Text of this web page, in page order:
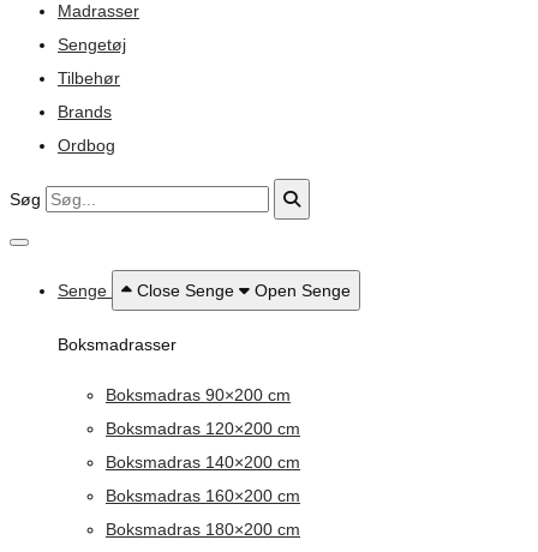
Madrasser
Sengetøj
Tilbehør
Brands
Ordbog
Søg
Senge Close Senge Open Senge
Boksmadrasser
Boksmadras 90×200 cm
Boksmadras 120×200 cm
Boksmadras 140×200 cm
Boksmadras 160×200 cm
Boksmadras 180×200 cm